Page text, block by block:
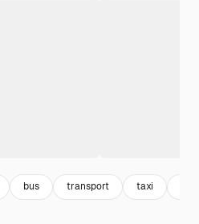
bus transport taxi